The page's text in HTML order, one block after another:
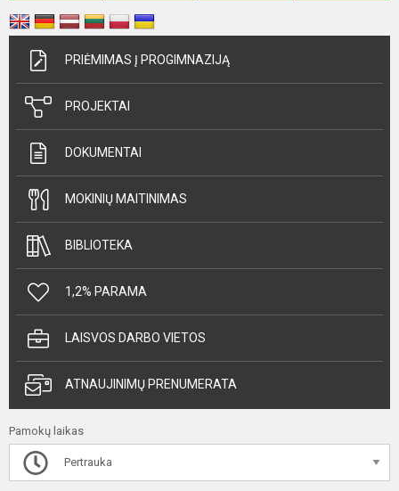
PRIĖMIMAS Į PROGIMNAZIJĄ
PROJEKTAI
DOKUMENTAI
MOKINIŲ MAITINIMAS
BIBLIOTEKA
1,2% PARAMA
LAISVOS DARBO VIETOS
ATNAUJINIMŲ PRENUMERATA
Pamokų laikas
Pertrauka